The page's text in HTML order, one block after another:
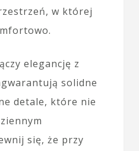
w której
elegancję z
solidne
detale, które nie
się, że przy